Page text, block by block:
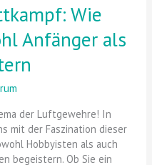
Wie
Anfänger als
der Luftgewehre! In
mit der Faszination dieser
Hobbyisten als auch
begeistern. Ob Sie ein